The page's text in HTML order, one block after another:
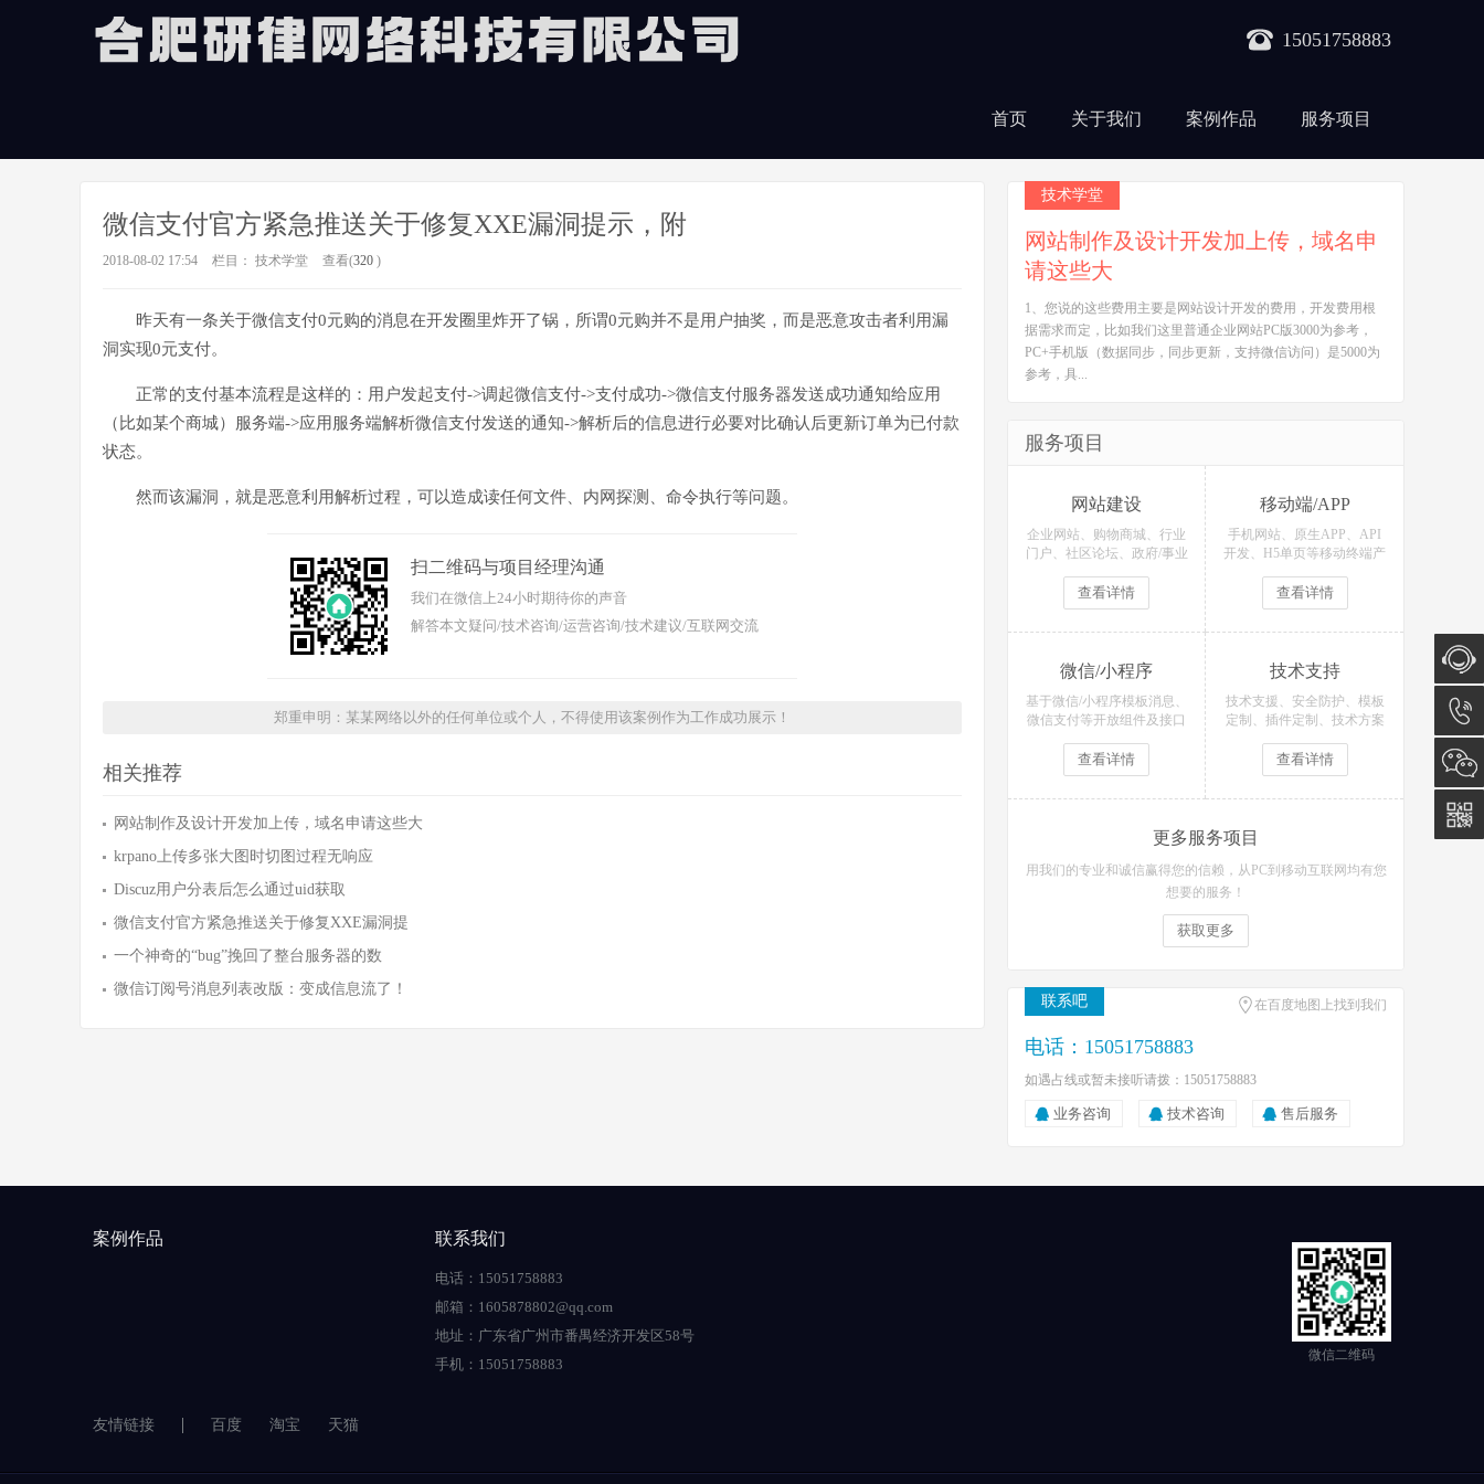
15051758883
首页 关于我们 案例作品 服务项目
微信支付官方紧急推送关于修复XXE漏洞提示，附
2018-08-02 17:54 栏目： 技术学堂 查看(320 )
昨天有一条关于微信支付0元购的消息在开发圈里炸开了锅，所谓0元购并不是用户抽奖，而是恶意攻击者利用漏
洞实现0元支付。
正常的支付基本流程是这样的：用户发起支付->调起微信支付->支付成功->微信支付服务器发送成功通知给应用
（比如某个商城）服务端->应用服务端解析微信支付发送的通知->解析后的信息进行必要对比确认后更新订单为已付款
状态。
然而该漏洞，就是恶意利用解析过程，可以造成读任何文件、内网探测、命令执行等问题。
扫二维码与项目经理沟通
我们在微信上24小时期待你的声音
解答本文疑问/技术咨询/运营咨询/技术建议/互联网交流
郑重申明：某某网络以外的任何单位或个人，不得使用该案例作为工作成功展示！
相关推荐
网站制作及设计开发加上传，域名申请这些大
krpano上传多张大图时切图过程无响应
Discuz用户分表后怎么通过uid获取
微信支付官方紧急推送关于修复XXE漏洞提
一个神奇的“bug”挽回了整台服务器的数
微信订阅号消息列表改版：变成信息流了！
技术学堂
网站制作及设计开发加上传，域名申
请这些大
1、您说的这些费用主要是网站设计开发的费用，开发费用根
据需求而定，比如我们这里普通企业网站PC版3000为参考，
PC+手机版（数据同步，同步更新，支持微信访问）是5000为
参考，具...
服务项目
网站建设
企业网站、购物商城、行业
门户、社区论坛、政府/事业
查看详情
移动端/APP
手机网站、原生APP、API
开发、H5单页等移动终端产
查看详情
微信/小程序
基于微信/小程序模板消息、
微信支付等开放组件及接口
查看详情
技术支持
技术支援、安全防护、模板
定制、插件定制、技术方案
查看详情
更多服务项目
用我们的专业和诚信赢得您的信赖，从PC到移动互联网均有您
想要的服务！
获取更多
联系吧 在百度地图上找到我们
电话：15051758883
如遇占线或暂未接听请拨：15051758883
业务咨询 技术咨询 售后服务
案例作品 联系我们
电话：15051758883
邮箱：1605878802@qq.com
地址：广东省广州市番禺经济开发区58号
手机：15051758883
微信二维码
友情链接 百度 淘宝 天猫
在线咨
询